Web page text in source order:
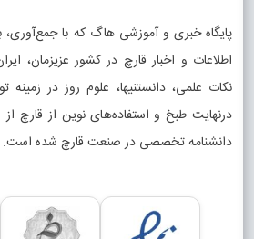
پایگاه خبری و آموزشی هاگ که با جمع‌آوری،
اطلاعات و اخبار قارچ در کشور عزیزمان،
نکات علمی، دانستنیها، علوم روز در زمینه
درنهایت طبخ و استفاده‌های نوین از قارچ
دانشنامه تخصصی در صنعت قارچ شده است.